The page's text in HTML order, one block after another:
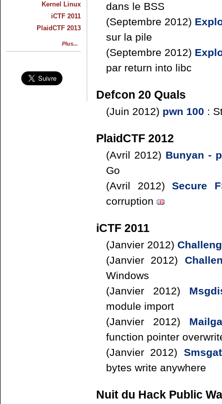
dans le BSS
(Septembre 2012)
sur la pile
(Septembre 2012)
par return into libc
Defcon 20 Quals
(Juin 2012) pwn 100 :
PlaidCTF 2012
(Avril 2012) Bunyan -
Go
(Avril 2012)Secure
corruption
iCTF 2011
(Janvier 2012)
(Janvier 2012)
Windows
(Janvier 2012)
module import
(Janvier 2012)
function pointer
(Janvier 2012)
bytes write anywhere
Nuit du Hack Public
Kernel Linux
iCTF 2011
PlaidCTF 2013
Plus...